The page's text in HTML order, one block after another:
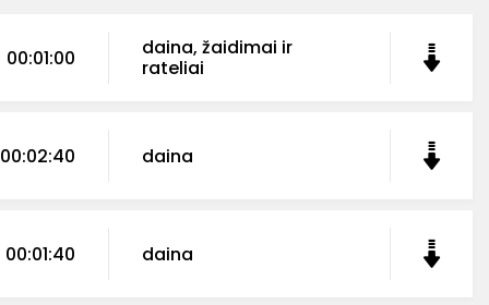
00:01:00
daina, žaidimai ir
rateliai
00:02:40 daina
00:01:40 daina